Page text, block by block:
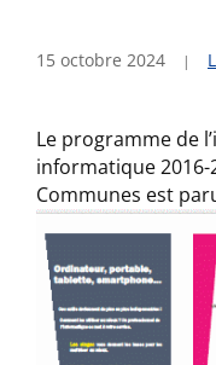
15 octobre 2024
Le programme de
informatique
Communes est